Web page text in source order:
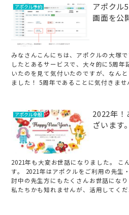
アポクル予約
アポクル
画面を公
みなさんこんにちは、アポクルの大塚
したとあるサービスで、大々的に5周年
いたのを見て気付いたのですが、なん
ました！ 5周年であることに気付きませ
アポクル全般
2022年！
ざいます。
2021年も大変お世話になりました。 こ
す。 2021年はアポクルをご利用の先生
討中の先生方にもたくさんお世話にな
私たちかも知れませんが、活用してくだ